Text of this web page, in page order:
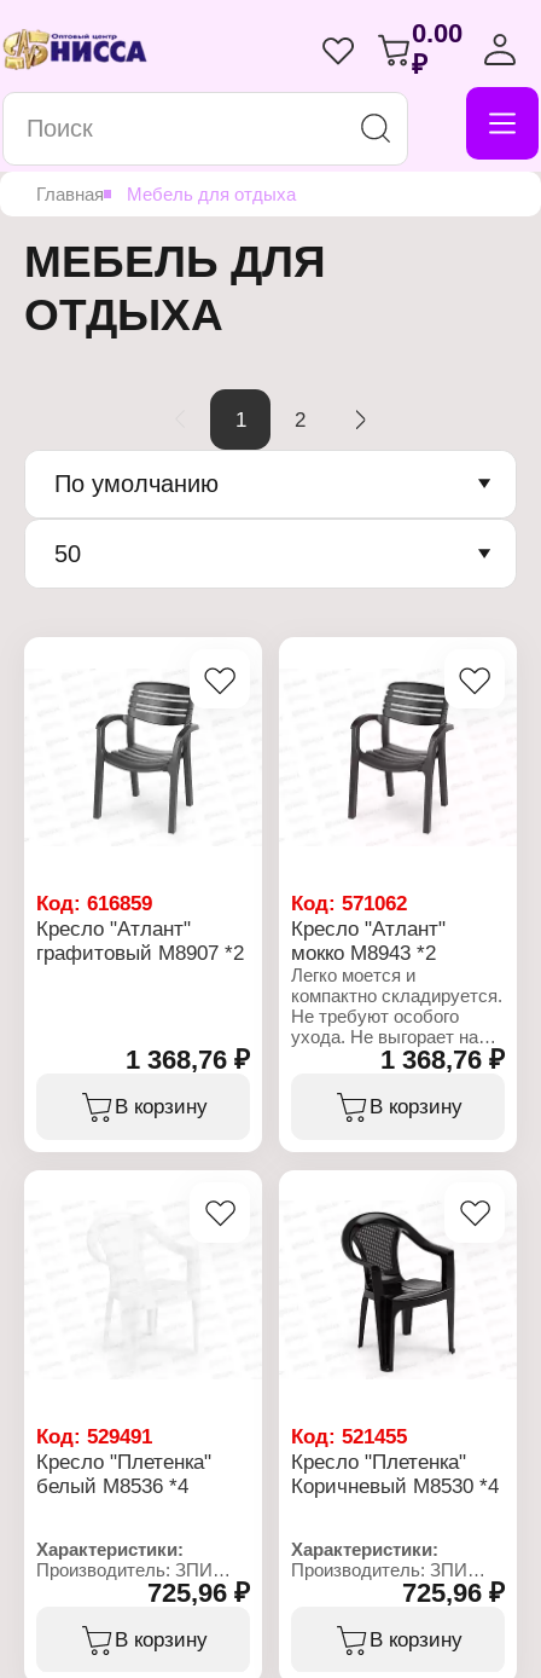
0.00
₽
Главная Мебель для отдыха
МЕБЕЛЬ ДЛЯ
ОТДЫХА
1 2
По умолчанию
50
Код: 616859
Кресло "Атлант"
графитовый М8907 *2
1 368,76 ₽
В корзину
Код:571062
Кресло "Атлант"
мокко М8943 *2
Легко моется и
компактно складируется.
Не требуют особого
ухода. Не выгорает на
солнце. Особенность
текстуре, которая
имитирует дерево.
Артикул: М8943
Серия: "Атлант"
Тип товара: Кресло
Назначение: садовое
Цвет: мокко
Материал: пластик
Габаритные размеры:
585х560х830 мм
106 кг
1 368,76 ₽
В корзину
Код: 529491
Кресло "Плетенка"
белый М8536 *4
Характеристики:
Производитель: ЗПИ
Альтернатива
Серия: "Плетенка"
Тип товара: Кресло
725,96 ₽
В корзину
Код:521455
Кресло "Плетенка"
Коричневый М8530 *4
Характеристики:
Производитель: ЗПИ
Альтернатива
Серия: "Плетенка"
Тип товара: Кресло
725,96 ₽
В корзину